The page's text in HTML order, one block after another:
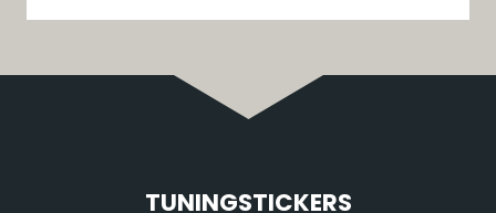
TUNINGSTICKERS